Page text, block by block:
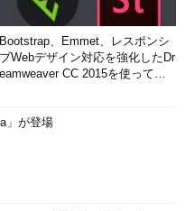
Bootstrap、Emmet、レスポンシ
ブWebデザイン対応を強化したDr
eamweaver CC 2015を使って
」が登場